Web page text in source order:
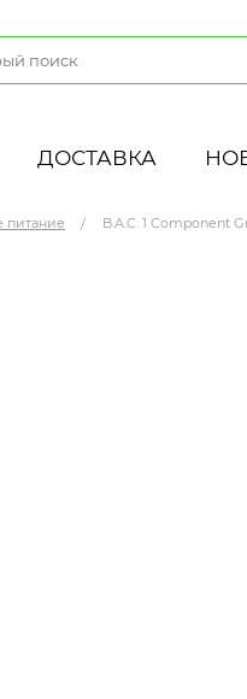
ДОСТАВКА
питание B.A.C. 1 Component